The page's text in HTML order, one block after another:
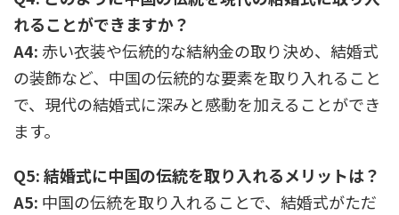
れることができますか？
A4: 赤い衣装や伝統的な結納金の取り決め、結婚式
の装飾など、中国の伝統的な要素を取り入れること
で、現代の結婚式に深みと感動を加えることができ
ます。
Q5: 結婚式に中国の伝統を取り入れるメリットは？
A5: 中国の伝統を取り入れることで、結婚式がただ